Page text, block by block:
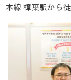
本線 樟葉駅から